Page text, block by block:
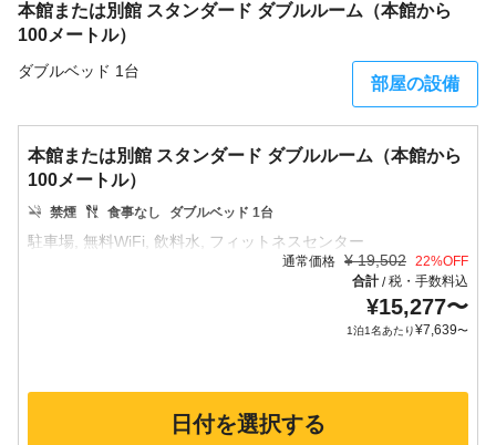
本館または別館 スタンダード ダブルルーム（本館から
100メートル）
ダブルベッド 1台
部屋の設備
本館または別館 スタンダード ダブルルーム（本館から
100メートル）
禁煙 食事なし ダブルベッド 1台
通常価格 ¥ 19,502 22%OFF
合計/税・手数料込
¥15,277〜
1泊1名あたり¥7,639〜
日付を選択する